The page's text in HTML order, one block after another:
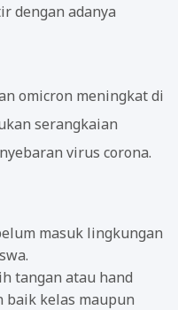
dengan adanya
omicron meningkat di
serangkaian
virus corona.
masuk lingkungan
tangan atau hand
kelas maupun